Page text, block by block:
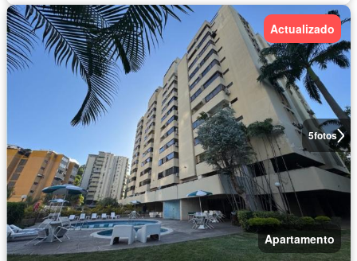
5fotos
Actualizado
Apartamento